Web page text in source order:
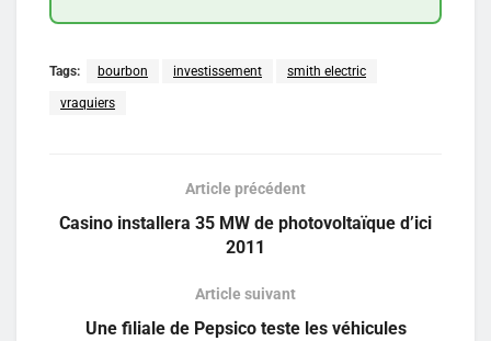
Tags: bourbon investissement smith electric
vraquiers
Article précédent
Casino installera 35 MW de photovoltaïque d’ici
2011
Article suivant
Une filiale de Pepsico teste les véhicules